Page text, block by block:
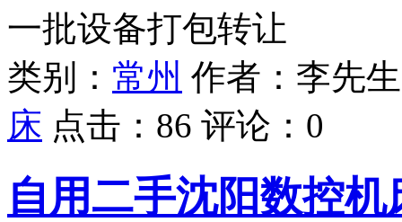
一批设备打包转让
类别： 常州 作者：李先
床 点击： 86 评论： 0
自用二手沈阳数控